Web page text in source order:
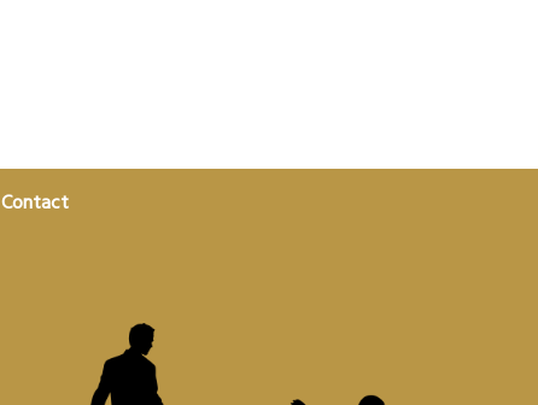
Contact